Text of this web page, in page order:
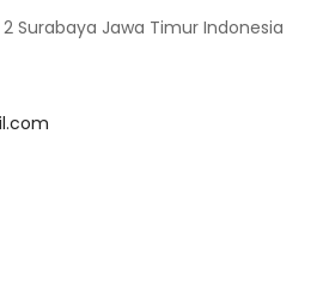
2 Surabaya Jawa Timur Indonesia